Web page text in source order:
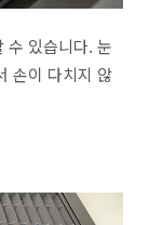
수 있습니다. 눈
손이 다치지 않